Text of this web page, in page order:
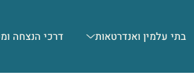
בתי עלמין ואנדרטאות דרכי הנצחה